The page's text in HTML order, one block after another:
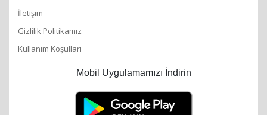
İletişim
Gizlilik Politikamız
Kullanım Koşulları
Mobil Uygulamamızı İndirin